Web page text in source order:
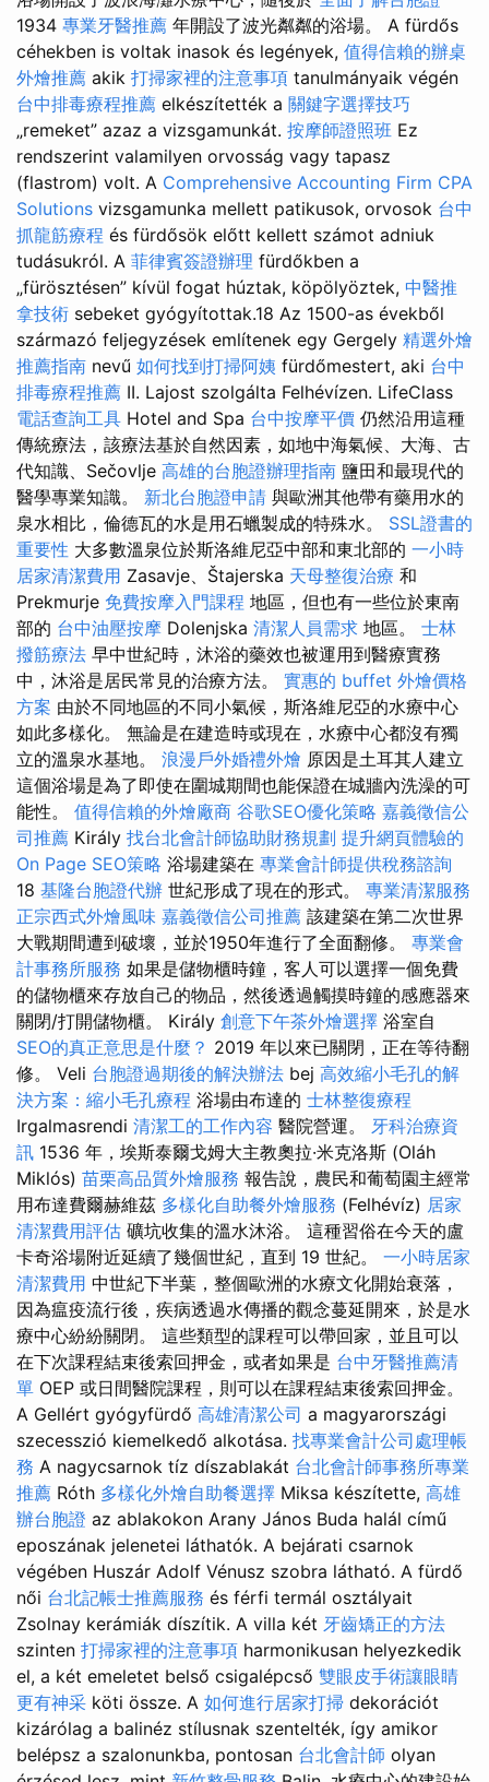
1934 專業牙醫推薦 年開設了波光粼粼的浴場。 A fürdős
céhekben is voltak inasok és legények, 值得信賴的辦桌
外燴推薦 akik 打掃家裡的注意事項 tanulmányaik végén
台中排毒療程推薦 elkészítették a 關鍵字選擇技巧
„remeket” azaz a vizsgamunkát. 按摩師證照班 Ez
rendszerint valamilyen orvosság vagy tapasz
(flastrom) volt. A Comprehensive Accounting Firm CPA
Solutions vizsgamunka mellett patikusok, orvosok 台中
抓龍筋療程 és fürdősök előtt kellett számot adniuk
tudásukról. A 菲律賓簽證辦理 fürdőkben a
„fürösztésen” kívül fogat húztak, köpölyöztek, 中醫推
拿技術 sebeket gyógyítottak.18 Az 1500-as évekből
származó feljegyzések említenek egy Gergely 精選外燴
推薦指南 nevű 如何找到打掃阿姨 fürdőmestert, aki 台中
排毒療程推薦 II. Lajost szolgálta Felhévízen. LifeClass
電話查詢工具 Hotel and Spa 台中按摩平價 仍然沿用這種
傳統療法，該療法基於自然因素，如地中海氣候、大海、古
代知識、Sečovlje 高雄的台胞證辦理指南 鹽田和最現代的
醫學專業知識。 新北台胞證申請 與歐洲其他帶有藥用水的
泉水相比，倫德瓦的水是用石蠟製成的特殊水。 SSL證書的
重要性 大多數溫泉位於斯洛維尼亞中部和東北部的 一小時
居家清潔費用 Zasavje、Štajerska 天母整復治療 和
Prekmurje 免費按摩入門課程 地區，但也有一些位於東南
部的 台中油壓按摩 Dolenjska 清潔人員需求 地區。 士林
撥筋療法 早中世紀時，沐浴的藥效也被運用到醫療實務
中，沐浴是居民常見的治療方法。 實惠的 buffet 外燴價格
方案 由於不同地區的不同小氣候，斯洛維尼亞的水療中心
如此多樣化。 無論是在建造時或現在，水療中心都沒有獨
立的溫泉水基地。 浪漫戶外婚禮外燴 原因是土耳其人建立
這個浴場是為了即使在圍城期間也能保證在城牆內洗澡的可
能性。 值得信賴的外燴廠商 谷歌SEO優化策略 嘉義徵信公
司推薦 Király 找台北會計師協助財務規劃 提升網頁體驗的
On Page SEO策略 浴場建築在 專業會計師提供稅務諮詢
18 基隆台胞證代辦 世紀形成了現在的形式。 專業清潔服務
正宗西式外燴風味 嘉義徵信公司推薦 該建築在第二次世界
大戰期間遭到破壞，並於1950年進行了全面翻修。 專業會
計事務所服務 如果是儲物櫃時鐘，客人可以選擇一個免費
的儲物櫃來存放自己的物品，然後透過觸摸時鐘的感應器來
關閉/打開儲物櫃。 Király 創意下午茶外燴選擇 浴室自
SEO的真正意思是什麼？ 2019 年以來已關閉，正在等待翻
修。 Veli 台胞證過期後的解決辦法 bej 高效縮小毛孔的解
決方案：縮小毛孔療程 浴場由布達的 士林整復療程
Irgalmasrendi 清潔工的工作內容 醫院營運。 牙科治療資
訊 1536 年，埃斯泰爾戈姆大主教奧拉·米克洛斯 (Oláh
Miklós) 苗栗高品質外燴服務 報告說，農民和葡萄園主經常
用布達費爾赫維茲 多樣化自助餐外燴服務 (Felhévíz) 居家
清潔費用評估 礦坑收集的溫水沐浴。 這種習俗在今天的盧
卡奇浴場附近延續了幾個世紀，直到 19 世紀。 一小時居家
清潔費用 中世紀下半葉，整個歐洲的水療文化開始衰落，
因為瘟疫流行後，疾病透過水傳播的觀念蔓延開來，於是水
療中心紛紛關閉。 這些類型的課程可以帶回家，並且可以
在下次課程結束後索回押金，或者如果是 台中牙醫推薦清
單 OEP 或日間醫院課程，則可以在課程結束後索回押金。
A Gellért gyógyfürdő 高雄清潔公司 a magyarországi
szecesszió kiemelkedő alkotása. 找專業會計公司處理帳
務 A nagycsarnok tíz díszablakát 台北會計師事務所專業
推薦 Róth 多樣化外燴自助餐選擇 Miksa készítette, 高雄
辦台胞證 az ablakokon Arany János Buda halál című
eposzának jelenetei láthatók. A bejárati csarnok
végében Huszár Adolf Vénusz szobra látható. A fürdő
női 台北記帳士推薦服務 és férfi termál osztályait
Zsolnay kerámiák díszítik. A villa két 牙齒矯正的方法
szinten 打掃家裡的注意事項 harmonikusan helyezkedik
el, a két emeletet belső csigalépcső 雙眼皮手術讓眼睛
更有神采 köti össze. A 如何進行居家打掃 dekorációt
kizárólag a balinéz stílusnak szentelték, így amikor
belépsz a szalonunkba, pontosan 台北會計師 olyan